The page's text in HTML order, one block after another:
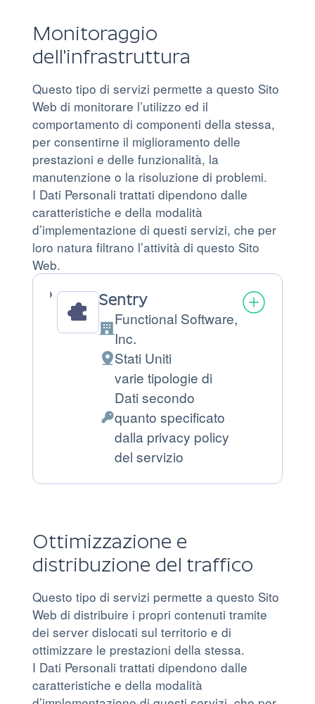
Monitoraggio
dell'infrastruttura
Questo tipo di servizi permette a questo Sito
Web di monitorare l’utilizzo ed il
comportamento di componenti della stessa,
per consentirne il miglioramento delle
prestazioni e delle funzionalità, la
manutenzione o la risoluzione di problemi.
I Dati Personali trattati dipendono dalle
caratteristiche e della modalità
d’implementazione di questi servizi, che per
loro natura filtrano l’attività di questo Sito
Web.
Sentry
Azienda:
Functional Software,
Inc.
Luogo
del
trattamento:
Stati Uniti
Dati
Personali
trattati:
varie tipologie di
Dati secondo
quanto specificato
dalla privacy policy
del servizio
Ottimizzazione e
distribuzione del traffico
Questo tipo di servizi permette a questo Sito
Web di distribuire i propri contenuti tramite
dei server dislocati sul territorio e di
ottimizzare le prestazioni della stessa.
I Dati Personali trattati dipendono dalle
caratteristiche e della modalità